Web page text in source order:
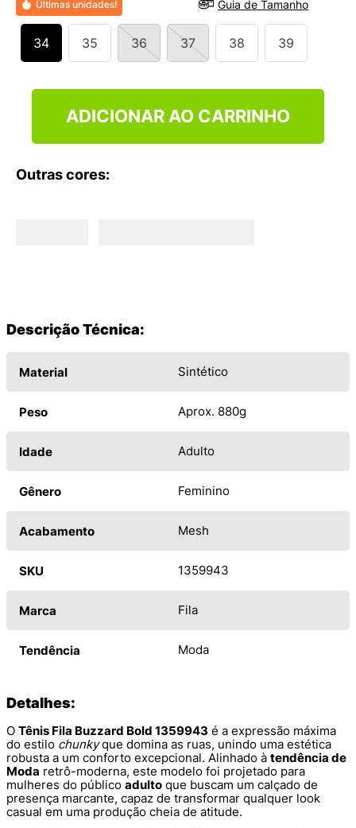
Últimas unidades! Guia de Tamanho
34 35 36 37 38 39
ADICIONAR AO CARRINHO
Outras cores:
Descrição Técnica:
Material Sintético
Peso Aprox. 880g
Idade Adulto
Gênero Feminino
Acabamento Mesh
SKU 1359943
Marca Fila
Tendência Moda
Detalhes:
O Tênis Fila Buzzard Bold 1359943 é a expressão máxima
do estilo chunkyque domina as ruas, unindo uma estética
robusta a um conforto excepcional. Alinhado à tendência de
Moda retrô-moderna, este modelo foi projetado para
mulheres do público adulto que buscam um calçado de
presença marcante, capaz de transformar qualquer look
casual em uma produção cheia de atitude.
9 º
VANS TÊNIS VANS ULTRARANGE
10º NEW BALANCE 204L